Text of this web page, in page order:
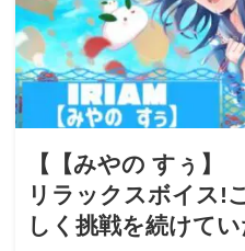
【【みやの すぅ】
リラックスボイス!
しく挑戦を続けて